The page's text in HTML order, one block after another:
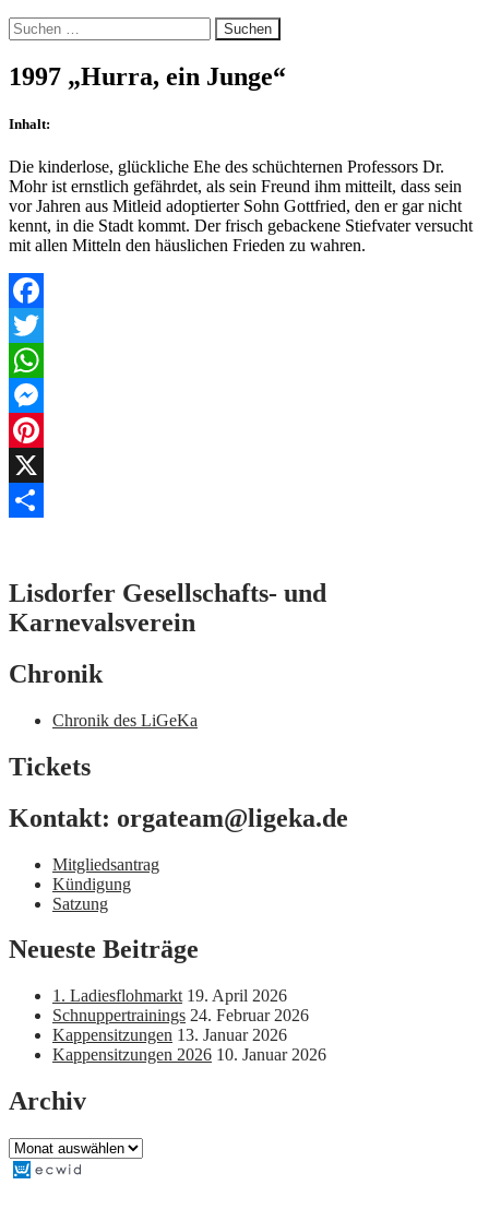
Suchen
nach:
1997 „Hurra, ein Junge“
Inhalt:
Die kinderlose, glückliche Ehe des schüchternen Professors Dr.
Mohr ist ernstlich gefährdet, als sein Freund ihm mitteilt, dass sein
vor Jahren aus Mitleid adoptierter Sohn Gottfried, den er gar nicht
kennt, in die Stadt kommt. Der frisch gebackene Stiefvater versucht
mit allen Mitteln den häuslichen Frieden zu wahren.
Facebook
Twitter
WhatsApp
Messenger
Pinterest
X
Lisdorfer Gesellschafts- und
Karnevalsverein
Chronik
Chronik des LiGeKa
Tickets
Kontakt: orgateam@ligeka.de
Mitgliedsantrag
Kündigung
Satzung
Neueste Beiträge
1. Ladiesflohmarkt 19. April 2026
Schnuppertrainings 24. Februar 2026
Kappensitzungen 13. Januar 2026
Kappensitzungen 2026 10. Januar 2026
Archiv
Archiv